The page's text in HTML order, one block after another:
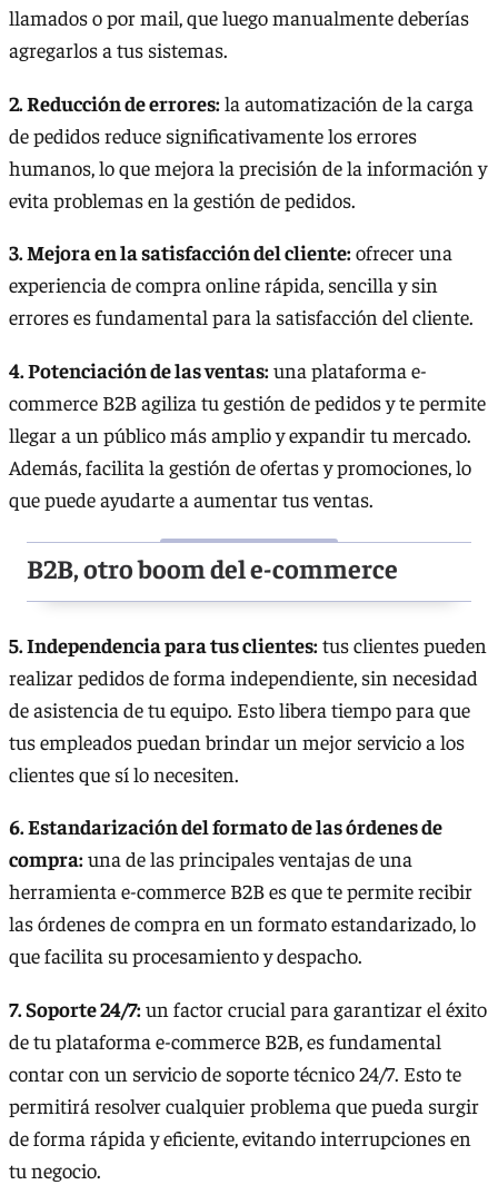
llamados o por mail, que luego manualmente deberías
agregarlos a tus sistemas.
2. Reducción de errores:la automatización de la carga
de pedidos reduce significativamente los errores
humanos, lo que mejora la precisión de la información y
evita problemas en la gestión de pedidos.
3. Mejora en la satisfacción del cliente:ofrecer una
experiencia de compra online rápida, sencilla y sin
errores es fundamental para la satisfacción del cliente.
4. Potenciación de las ventas:una plataforma e-
commerce B2B agiliza tu gestión de pedidos y te permite
llegar a un público más amplio y expandir tu mercado.
Además, facilita la gestión de ofertas y promociones, lo
que puede ayudarte a aumentar tus ventas.
B2B, otro boom del e-commerce
5. Independencia para tus clientes:tus clientes pueden
realizar pedidos de forma independiente, sin necesidad
de asistencia de tu equipo. Esto libera tiempo para que
tus empleados puedan brindar un mejor servicio a los
clientes que sí lo necesiten.
6. Estandarización del formato de las órdenes de
compra:una de las principales ventajas de una
herramienta e-commerce B2B es que te permite recibir
las órdenes de compra en un formato estandarizado, lo
que facilita su procesamiento y despacho.
7. Soporte 24/7:un factor crucial para garantizar el éxito
de tu plataforma e-commerce B2B, es fundamental
contar con un servicio de soporte técnico 24/7. Esto te
permitirá resolver cualquier problema que pueda surgir
de forma rápida y eficiente, evitando interrupciones en
tu negocio.